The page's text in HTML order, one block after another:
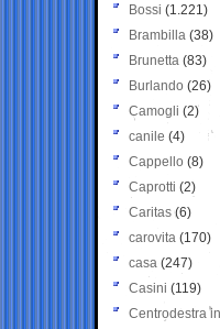
Bossi (1.221)
Brambilla (38)
Brunetta (83)
Burlando (26)
Camogli (2)
canile (4)
Cappello (8)
Caprotti (2)
Caritas (6)
carovita (170)
casa (247)
Casini (119)
Centrodestra